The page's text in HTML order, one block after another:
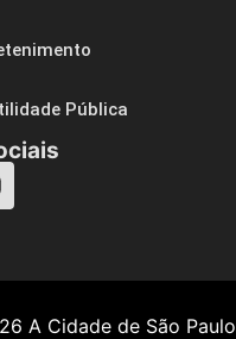
Pública
A Cidade de São Paulo